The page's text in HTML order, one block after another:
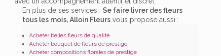
En plus de ses services : Se faire livrer des fleurs
tous les mois, Alloin Fleurs vous propose aussi :
Acheter belles fleurs de qualité
Acheter bouquet de fleurs de prestige
Acheter compositions florales de prestige